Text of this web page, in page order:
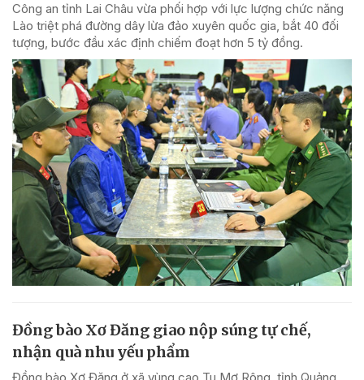
Công an tỉnh Lai Châu vừa phối hợp với lực lượng chức năng
Lào triệt phá đường dây lừa đảo xuyên quốc gia, bắt 40 đối
tượng, bước đầu xác định chiếm đoạt hơn 5 tỷ đồng.
Đồng bào Xơ Đăng giao nộp súng tự chế,
nhận quà nhu yếu phẩm